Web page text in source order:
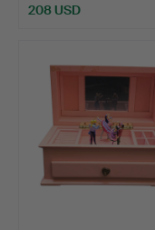
208 USD